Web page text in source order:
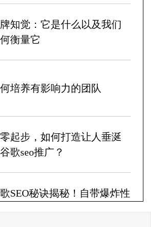
知觉：它是什么以及我们
衡量它
培养有影响力的团队
起步，如何打造让人垂涎
歌seo推广？
SEO秘诀揭秘！自带爆炸性